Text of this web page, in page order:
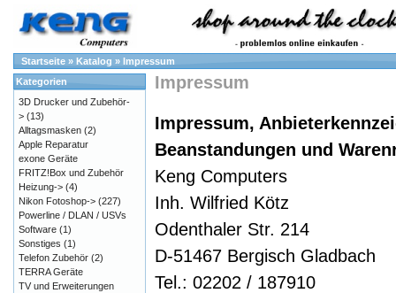
Startseite » Katalog » Impressum
Impressum
Impressum,
Beanstandungen und
Keng Computers
Inh. Wilfried Kötz
Odenthaler Str. 214
D-51467 Bergisch Gladbach
Tel.: 02202 / 187910
Kategorien
3D Drucker und Zubehör-
> (13)
Alltagsmasken (2)
Apple Reparatur
exone Geräte
FRITZ!Box und Zubehör
Heizung-> (4)
Nikon Fotoshop-> (227)
Powerline / DLAN / USVs
Software (1)
Sonstiges (1)
Telefon Zubehör (2)
TERRA Geräte
TV und Erweiterungen